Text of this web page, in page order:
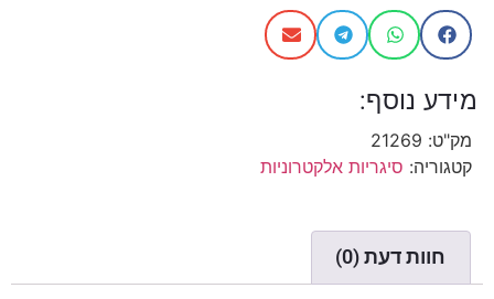
מידע נוסף:
מק"ט: 21269
קטגוריה: סיגריות אלקטרוניות
חוות דעת (0)